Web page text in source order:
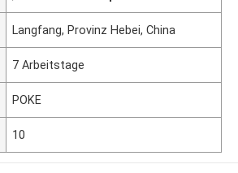
Langfang, Provinz Hebei, China
7 Arbeitstage
POKE
10